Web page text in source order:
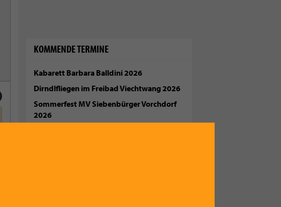
KOMMENDE TERMINE
Kabarett Barbara Balldini 2026
Dirndlfliegen im Freibad Viechtwang 2026
Sommerfest MV Siebenbürger Vorchdorf
2026